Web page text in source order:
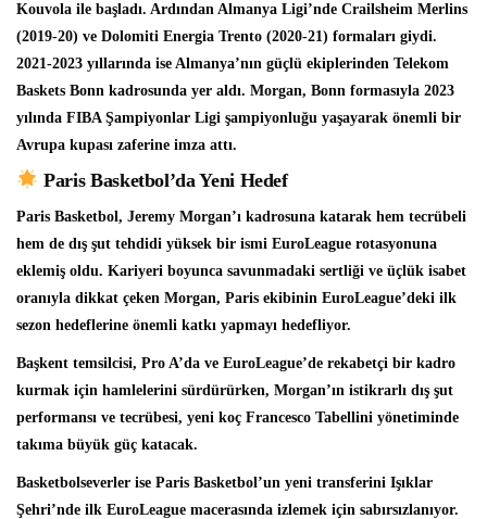
Kouvola ile başladı. Ardından Almanya Ligi’nde Crailsheim Merlins
(2019-20) ve Dolomiti Energia Trento (2020-21) formaları giydi.
2021-2023 yıllarında ise Almanya’nın güçlü ekiplerinden Telekom
Baskets Bonn kadrosunda yer aldı. Morgan, Bonn formasıyla 2023
yılında FIBA Şampiyonlar Ligi şampiyonluğu yaşayarak önemli bir
Avrupa kupası zaferine imza attı.
Paris Basketbol’da Yeni Hedef
Paris Basketbol, Jeremy Morgan’ı kadrosuna katarak hem tecrübeli
hem de dış şut tehdidi yüksek bir ismi EuroLeague rotasyonuna
eklemiş oldu. Kariyeri boyunca savunmadaki sertliği ve üçlük isabet
oranıyla dikkat çeken Morgan, Paris ekibinin EuroLeague’deki ilk
sezon hedeflerine önemli katkı yapmayı hedefliyor.
Başkent temsilcisi, Pro A’da ve EuroLeague’de rekabetçi bir kadro
kurmak için hamlelerini sürdürürken, Morgan’ın istikrarlı dış şut
performansı ve tecrübesi, yeni koç Francesco Tabellini yönetiminde
takıma büyük güç katacak.
Basketbolseverler ise Paris Basketbol’un yeni transferini Işıklar
Şehri’nde ilk EuroLeague macerasında izlemek için sabırsızlanıyor.